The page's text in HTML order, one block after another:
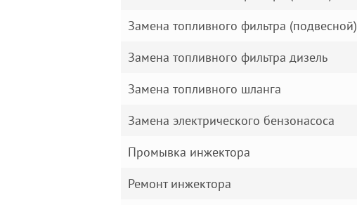
Замена топливного фильтра (подвесной)
Замена топливного фильтра дизель
Замена топливного шланга
Замена электрического бензонасоса
Промывка инжектора
Ремонт инжектора